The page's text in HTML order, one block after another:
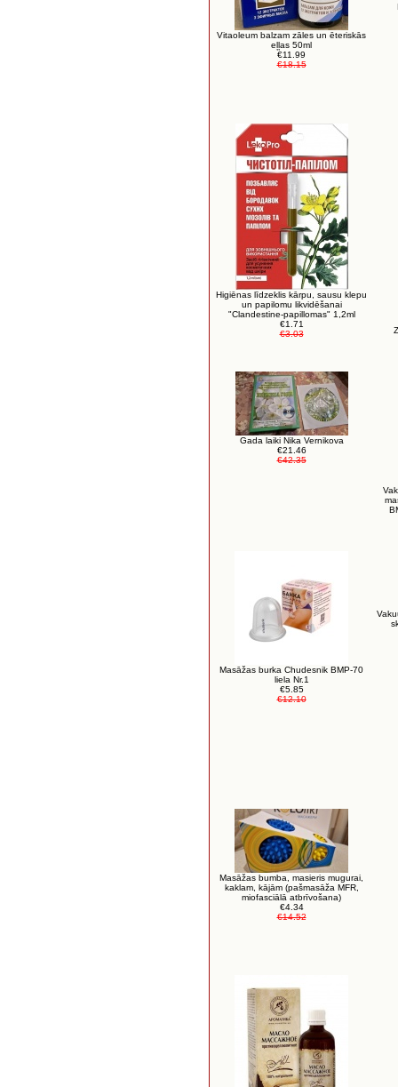
Vitaoleum balzam zāles un ēteriskās
eļļas 50ml
€11.99
€18.15
Higiēnas līdzeklis kārpu, sausu klepu
un papilomu likvidēšanai
"Clandestine-papillomas" 1,2ml
€1.71
€3.03
Gada laiki Nika Vernikova
€21.46
€42.35
Masāžas burka Chudesnik BMP-70
liela Nr.1
€5.85
€12.10
Masāžas bumba, masieris mugurai,
kaklam, kājām (pašmasāža MFR,
miofasciālā atbrīvošana)
€4.34
€14.52